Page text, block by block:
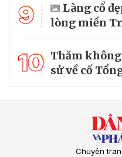
9
Làng cổ
lòng miền
10 Thăm
sử về cố
Chuyên